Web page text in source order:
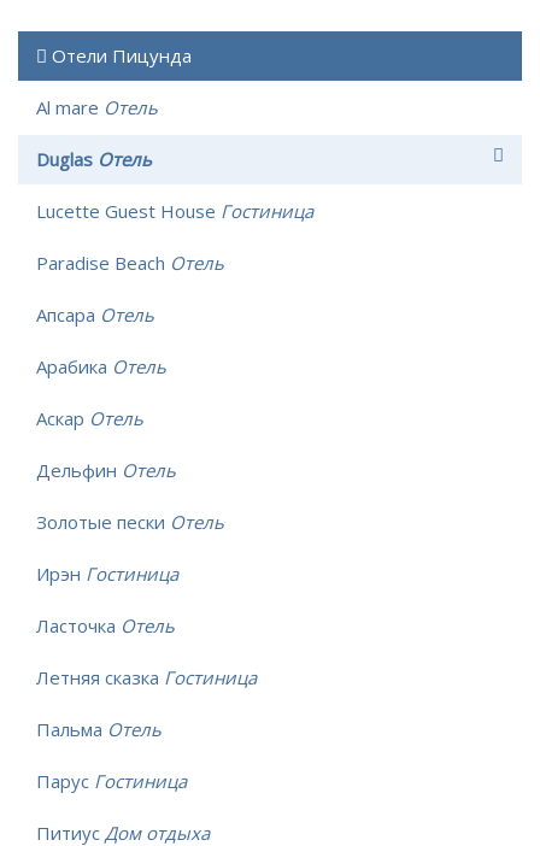
Отели Пицунда
Al mare Отель
Duglas Отель
Lucette Guest House Гостиница
Paradise Beach Отель
Апсара Отель
Арабика Отель
Аскар Отель
Дельфин Отель
Золотые пески Отель
Ирэн Гостиница
Ласточка Отель
Летняя сказка Гостиница
Пальма Отель
Парус Гостиница
Питиус Дом отдыха